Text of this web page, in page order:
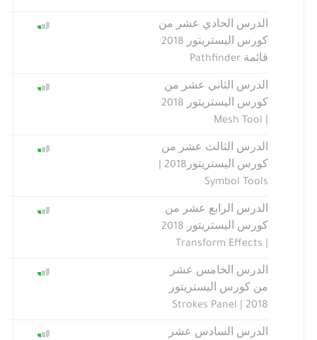
الدرس الحادي عشر من
كورس اليستريتور 2018
قائمة Pathfinder
الدرس الثاني عشر من
كورس اليستريتور 2018
الدرس الثالث عشر من
Symbol Tools
الدرس الرابع عشر من
كورس اليستريتور 2018
الدرس الخامس عشر
من كورس اليستريتور
2018 | Strokes Panel
الدرس السادس عشر